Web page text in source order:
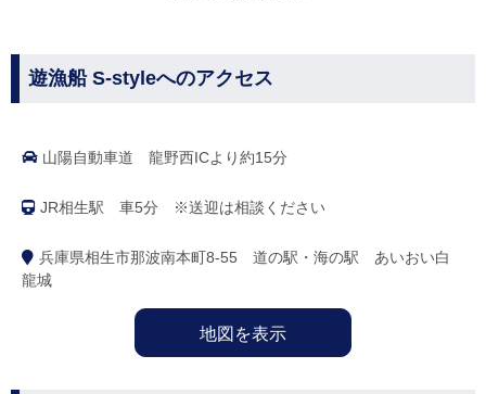
遊漁船 S-styleへのアクセス
山陽自動車道 龍野西ICより約15分
JR相生駅 車5分 ※送迎は相談ください
兵庫県相生市那波南本町8-55 道の駅・海の駅 あいおい白
龍城
地図を表示